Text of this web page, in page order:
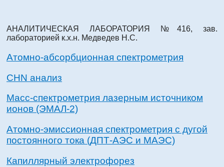
АНАЛИТИЧЕСКАЯ ЛАБОРАТОРИЯ №416, зав.
лабораторией к.х.н. Медведев Н.С.
Атомно-абсорбционная спектрометрия
CHN анализ
Масс-спектрометрия лазерным источником
ионов (ЭМАЛ-2)
Атомно-эмиссионная спектрометрия с дугой
постоянного тока (ДПТ-АЭС и МАЭС)
Капиллярный электрофорез